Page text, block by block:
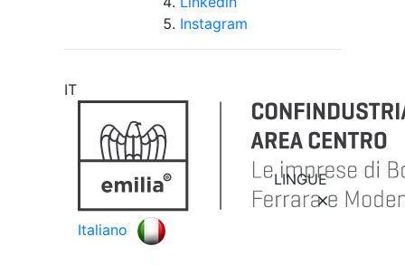
Instagram
IT
LINGUE
Italiano